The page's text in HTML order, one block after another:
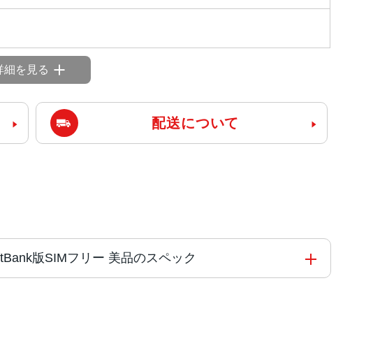
細を見る
配送について
版SIMフリー 美品のスペック